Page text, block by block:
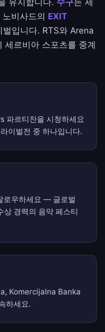
유지합니다. 수구는 세
비사드의 EXIT
입니다. RTS와 Arena
르비아 스포츠를 중계
파르티잔을 시청하세요
이벌전 중 하나입니다.
로우하세요 — 글로벌
상 경력의 음악 페스티
Komercijalna Banka
하세요.